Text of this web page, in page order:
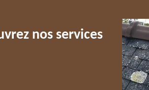
nos services